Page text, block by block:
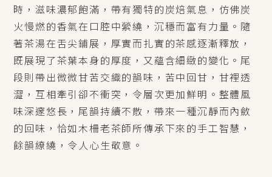
時，滋味濃郁飽滿，帶有獨特的炭焙氣息，仿佛炭
火慢燃的香氣在口腔中縈繞，沉穩而富有力量。隨
著茶湯在舌尖鋪展，厚實而扎實的茶感逐漸釋放，
既展現了茶葉本身的厚度，又蘊含細緻的變化。尾
段則帶出微微甘苦交織的韻味，苦中回甘，甘裡透
澀，互相牽引卻不衝突，令層次更加鮮明。整體風
味深邃悠長，尾韻持續不散，帶來一種沉靜而內斂
的回味，恰如木柵老茶師所傳承下來的手工智慧，
餘韻繚繞，令人心生敬意。